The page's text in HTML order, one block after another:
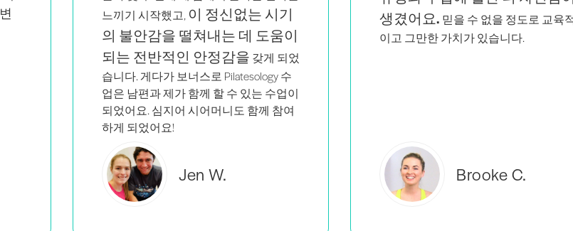
생겼어요.믿을 수 없을 정도로 교육적
이고 그만한 가치가 있습니다.
Brooke C.
서 저와 닮은 사람들이 지적이고
열정적으로 가르치는 것을 보면
에버레아 B.